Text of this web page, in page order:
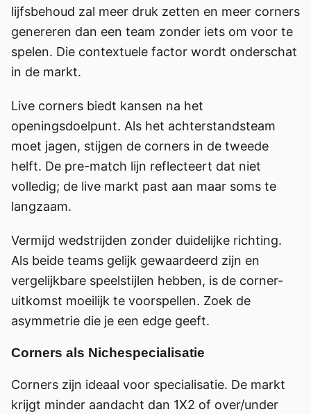
lijfsbehoud zal meer druk zetten en meer corners
genereren dan een team zonder iets om voor te
spelen. Die contextuele factor wordt onderschat
in de markt.
Live corners biedt kansen na het
openingsdoelpunt. Als het achterstandsteam
moet jagen, stijgen de corners in de tweede
helft. De pre-match lijn reflecteert dat niet
volledig; de live markt past aan maar soms te
langzaam.
Vermijd wedstrijden zonder duidelijke richting.
Als beide teams gelijk gewaardeerd zijn en
vergelijkbare speelstijlen hebben, is de corner-
uitkomst moeilijk te voorspellen. Zoek de
asymmetrie die je een edge geeft.
Corners als Nichespecialisatie
Corners zijn ideaal voor specialisatie. De markt
krijgt minder aandacht dan 1X2 of over/under